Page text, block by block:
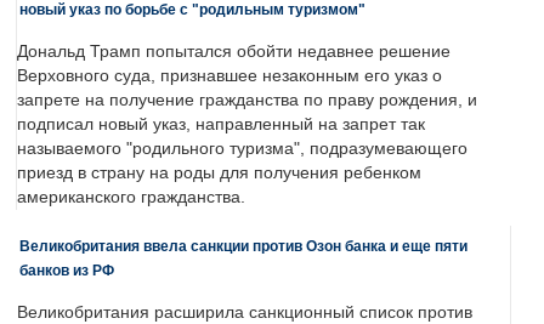
новый указ по борьбе с "родильным туризмом"
Дональд Трамп попытался обойти недавнее решение
Верховного суда, признавшее незаконным его указ о
запрете на получение гражданства по праву рождения, и
подписал новый указ, направленный на запрет так
называемого "родильного туризма", подразумевающего
приезд в страну на роды для получения ребенком
американского гражданства.
Великобритания ввела санкции против Озон банка и еще пяти
банков из РФ
Великобритания расширила санкционный список против